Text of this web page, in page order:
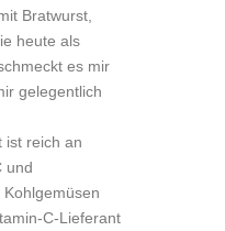
Bratwurst,
heute als
es mir
gelegentlich
ist reich an
und
C-Lieferant